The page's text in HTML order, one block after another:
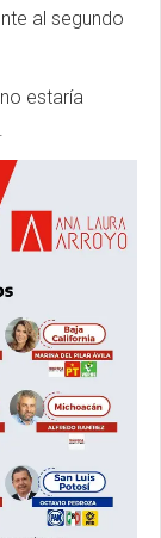
al segundo
estaría